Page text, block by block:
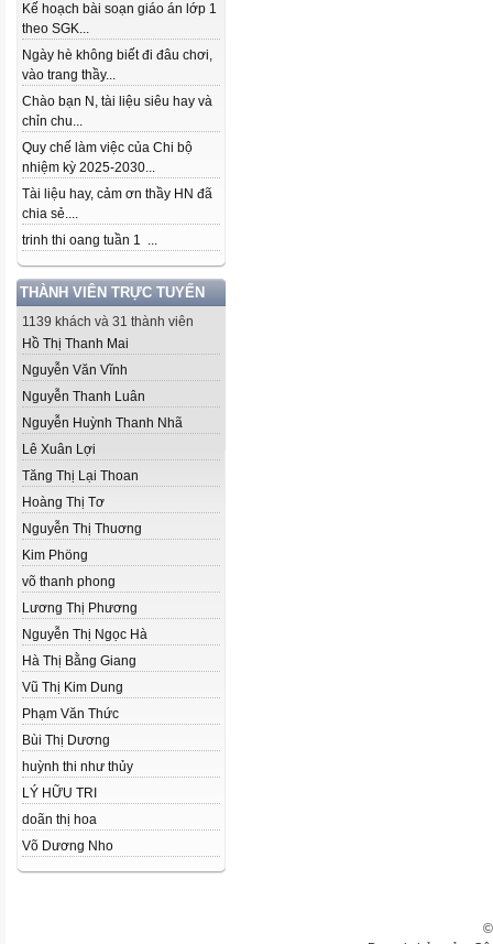
Kế hoạch bài soạn giáo án lớp 1
theo SGK...
Ngày hè không biết đi đâu chơi,
vào trang thầy...
Chào bạn N, tài liệu siêu hay và
chỉn chu...
Quy chế làm việc của Chi bộ
nhiệm kỳ 2025-2030...
Tài liệu hay, cảm ơn thầy HN đã
chia sẻ....
trinh thi oang tuần 1 ...
THÀNH VIÊN TRỰC TUYẾN
1139 khách và 31 thành viên
Hồ Thị Thanh Mai
Nguyễn Văn Vĩnh
Nguyễn Thanh Luân
Nguyễn Huỳnh Thanh Nhã
Lê Xuân Lợi
Tăng Thị Lại Thoan
Hoàng Thị Tơ
Nguyễn Thị Thuơng
Kim Phöng
võ thanh phong
Lương Thị Phương
Nguyễn Thị Ngọc Hà
Hà Thị Bằng Giang
Vũ Thị Kim Dung
Phạm Văn Thức
Bùi Thị Dương
huỳnh thi như thủy
LÝ HỮU TRI
doãn thị hoa
Võ Dương Nho